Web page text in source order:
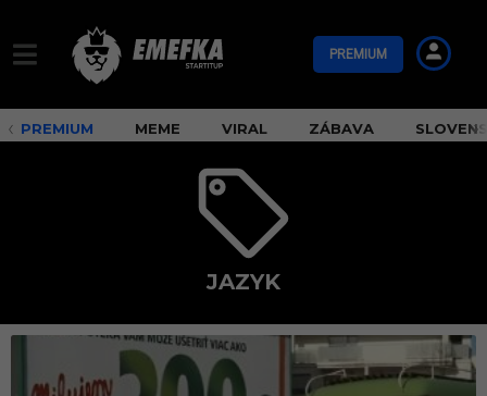
PREMIUM
PREMIUM MEME VIRAL ZÁBAVA
JAZYK